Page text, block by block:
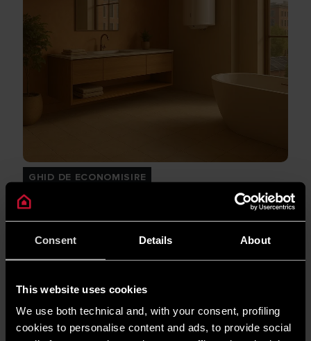
Consent Details About
This website uses cookies
We use both technical and, with your consent, profiling
cookies to personalise content and ads, to provide social
GHID DE ECONOMISIRE
Întreținerea predictivă: semnificație și
informații | Ariston
CITEȘTE MAI MULT